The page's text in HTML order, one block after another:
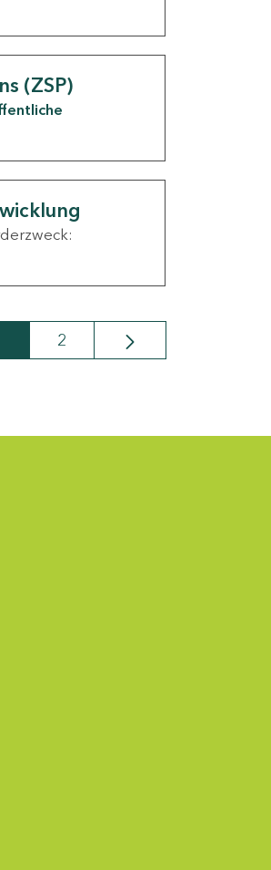
(ZSP)
Seite
2